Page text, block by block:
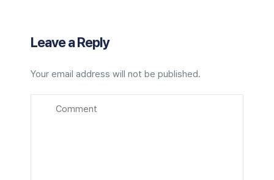
Leave a Reply
Your email address will not be published.